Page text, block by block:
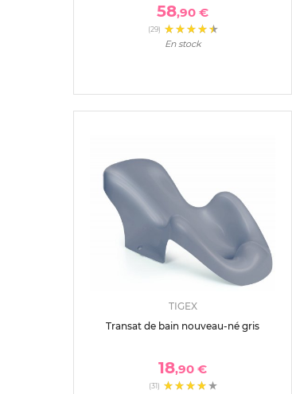
58,90 €
(29)
En stock
TIGEX
Transat de bain nouveau-né gris
18,90 €
(31)